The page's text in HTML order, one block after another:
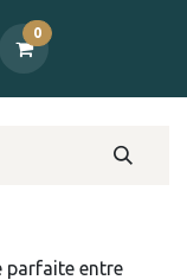
0
parfaite entre